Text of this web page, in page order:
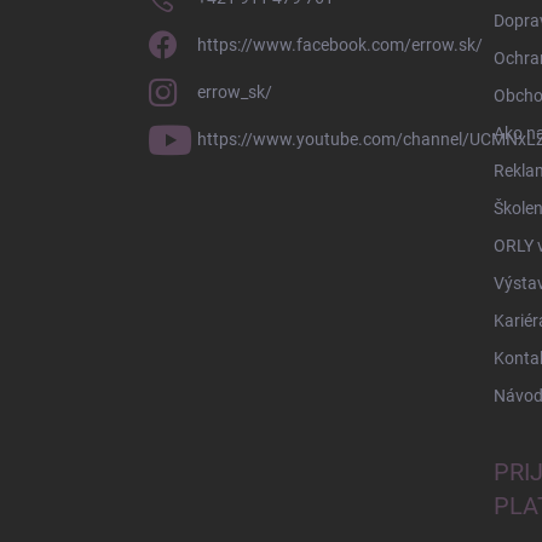
https://www.facebook.com/errow.sk/
errow_sk/
https://www.youtube.com/channel/
Ako
ORLY